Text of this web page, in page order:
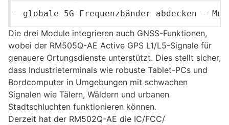
- globale 5G-Frequenzbänder abdecken -
Die drei Module integrieren auch GNSS-Funktionen,
wobei der RM505Q-AE Active GPS L1/L5-Signale für
genauere Ortungsdienste unterstützt. Dies stellt sicher,
dass Industrieterminals wie robuste Tablet-PCs und
Bordcomputer in Umgebungen mit schwachen
Signalen wie Tälern, Wäldern und urbanen
Stadtschluchten funktionieren können.
Derzeit hat der RM502Q-AE die IC/FCC/